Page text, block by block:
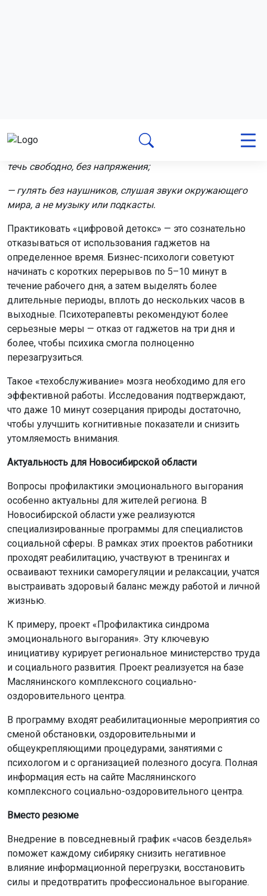
более, чтобы психика смогла полноценно
перезагрузиться.
Такое «техобслуживание» мозга необходимо для его
эффективной работы. Исследования подтверждают,
что даже 10 минут созерцания природы достаточно,
чтобы улучшить когнитивные показатели и снизить
утомляемость внимания.
Актуальность для Новосибирской области
Вопросы профилактики эмоционального выгорания
особенно актуальны для жителей региона. В
Новосибирской области уже реализуются
специализированные программы для специалистов
социальной сферы. В рамках этих проектов работники
проходят реабилитацию, участвуют в тренингах и
осваивают техники саморегуляции и релаксации, учатся
выстраивать здоровый баланс между работой и личной
жизнью.
К примеру, проект «Профилактика синдрома
эмоционального выгорания». Эту ключевую
инициативу курирует региональное министерство труда
и социального развития. Проект реализуется на базе
Маслянинского комплексного социально-
оздоровительного центра.
В программу входят реабилитационные мероприятия со
сменой обстановки, оздоровительными и
общеукрепляющими процедурами, занятиями с
психологом и с организацией полезного досуга. Полная
информация есть на сайте Маслянинского
комплексного социально-оздоровительного центра.
Вместо резюме
Внедрение в повседневный график «часов безделья»
поможет каждому сибиряку снизить негативное
влияние информационной перегрузки, восстановить
силы и предотвратить профессиональное выгорание.
Ранее мы писали, почему новосибирские маркетологи
Ещё больше интересной и оперативной информации —
в новостной ленте нашего портала, а такжев МАХ-
каналеи сообществах ОТС-Горсайт в соцсетях
«ВКонтакте»и«Одноклассники».
Автор: Оксана Чешенок
Читать все